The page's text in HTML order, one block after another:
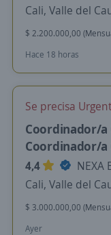
Cali, Valle del
$ 2.200.000,00
Hace 18 horas
Se precisa
Coordinador/a
Coordinador/a
4,4
NEXA
Cali, Valle del
$ 3.000.000,00
Ayer